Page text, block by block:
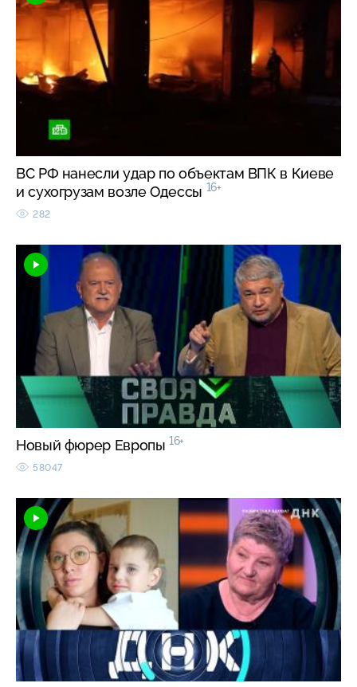
ВС РФ нанесли удар по объектам ВПК в Киеве
и сухогрузам возле Одессы 16+
282
Новый фюрер Европы 16+
58047